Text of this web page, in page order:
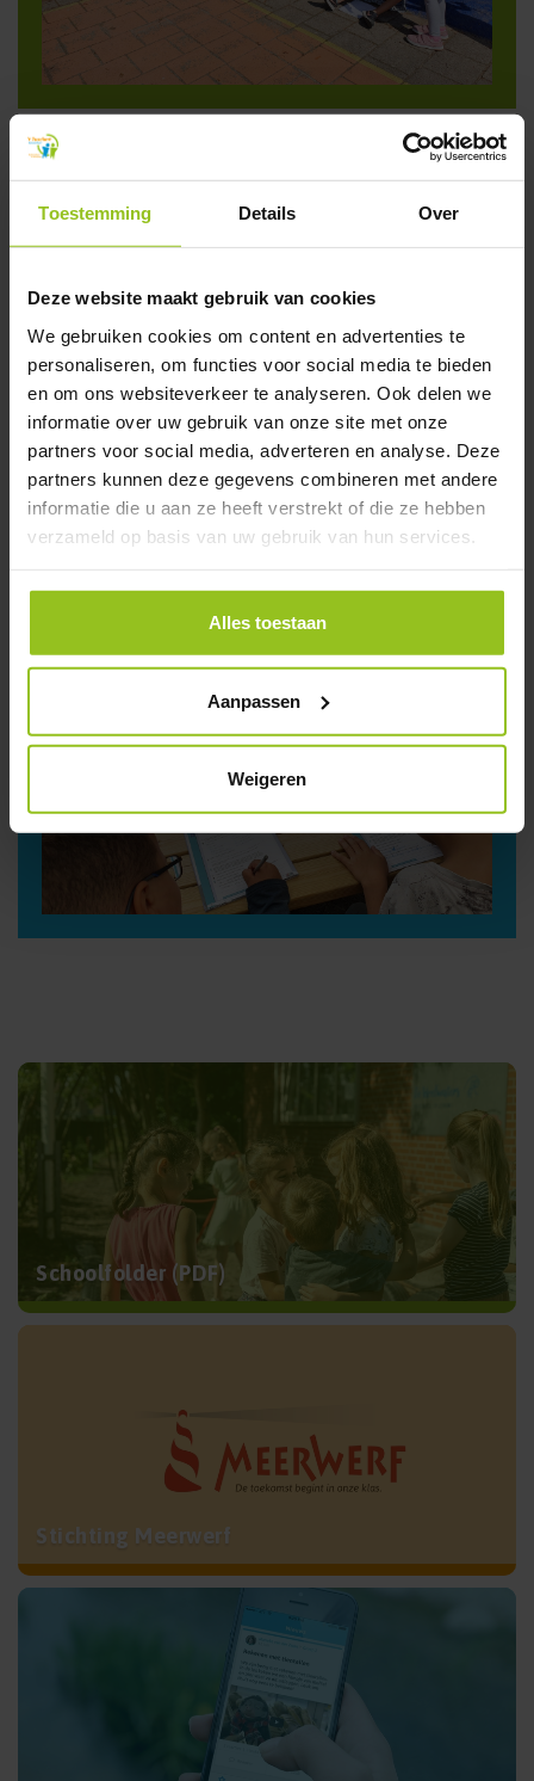
Toestemming Details Over
Deze website maakt gebruik van cookies
We gebruiken cookies om content en advertenties te
personaliseren, om functies voor social media te bieden
en om ons websiteverkeer te analyseren. Ook delen we
informatie over uw gebruik van onze site met onze
partners voor social media, adverteren en analyse. Deze
partners kunnen deze gegevens combineren met andere
informatie die u aan ze heeft verstrekt of die ze hebben
verzameld op basis van uw gebruik van hun services.
Alles toestaan
Aanpassen
Weigeren
Schoolfolder (PDF)
Stichting Meerwerf